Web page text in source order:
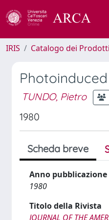
IRIS Catalogo dei
TUNDO, Pietro
1980
Scheda breve
Anno pubblicazione
1980
Titolo della Rivista
JOURNAL OF THE